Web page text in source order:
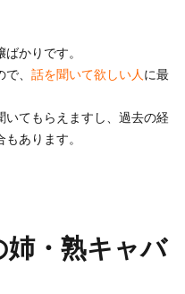
かりです。
、 話を聞いて欲しい人 に最
てもらえますし、過去の経
あります。
・熟キャバ